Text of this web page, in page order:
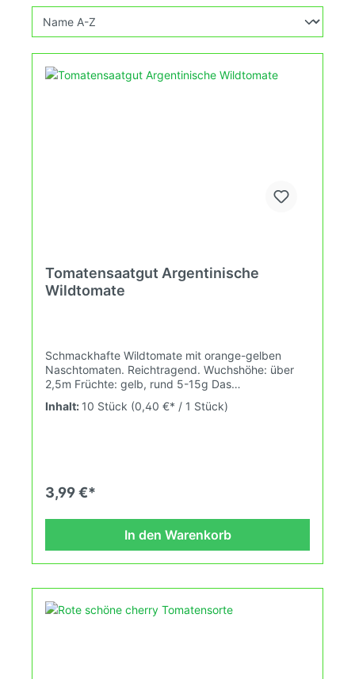
Tomatensaatgut Argentinische
Wildtomate
Schmackhafte Wildtomate mit orange-gelben
Naschtomaten. Reichtragend. Wuchshöhe: über
2,5m Früchte: gelb, rund 5-15g Das
Tomatensaatgut wird ausdrücklich als
Sammelobjekt oder Zierpflanze verkauft.
nach den Grundsätzen des Demeter Verbandes
an. Damit wird die Tomatenvielfalt gefördert
Inhalt: 10 Stück (0,40 €* / 1 Stück)
3,99 €*
In den Warenkorb